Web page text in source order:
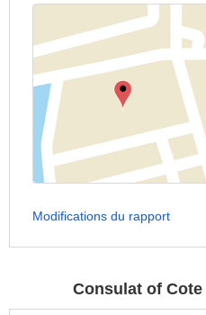
Modifications du rapport
Consulat of Cote